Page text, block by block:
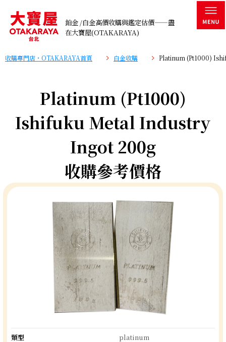
鉑金 /白金高價收購與鑑定估價——盡
在大寶屋(OTAKARAYA)
收購專門店・OTAKARAYA首頁 白金收購 Platinum (Pt1000)
Platinum (Pt1000)
Ishifuku Metal Industry
Ingot 200g
收購參考價格
類型
platinum